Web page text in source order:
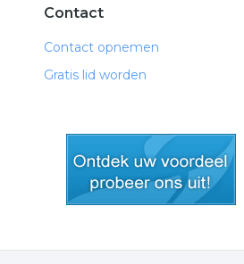
Contact
Contact opnemen
Gratis lid worden